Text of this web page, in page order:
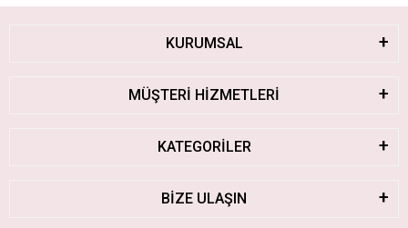
KURUMSAL
MÜŞTERİ HİZMETLERİ
KATEGORİLER
BİZE ULAŞIN